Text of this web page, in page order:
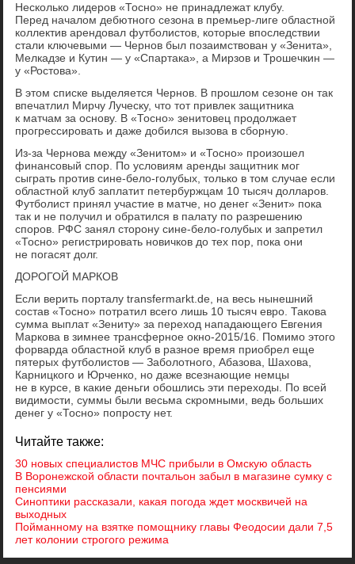
Несколько лидеров «Тосно» не принадлежат клубу.
Перед началом дебютного сезона в премьер-лиге областной
коллектив арендовал футболистов, которые впоследствии
стали ключевыми — Чернов был позаимствован у «Зенита»,
Мелкадзе и Кутин — у «Спартака», а Мирзов и Трошечкин —
у «Ростова».
В этом списке выделяется Чернов. В прошлом сезоне он так
впечатлил Мирчу Луческу, что тот привлек защитника
к матчам за основу. В «Тосно» зенитовец продолжает
прогрессировать и даже добился вызова в сборную.
Из-за Чернова между «Зенитом» и «Тосно» произошел
финансовый спор. По условиям аренды защитник мог
сыграть против сине-бело-голубых, только в том случае если
областной клуб заплатит петербуржцам 10 тысяч долларов.
Футболист принял участие в матче, но денег «Зенит» пока
так и не получил и обратился в палату по разрешению
споров. РФС занял сторону сине-бело-голубых и запретил
«Тосно» регистрировать новичков до тех пор, пока они
не погасят долг.
ДОРОГОЙ МАРКОВ
Если верить порталу transfermarkt.de, на весь нынешний
состав «Тосно» потратил всего лишь 10 тысяч евро. Такова
сумма выплат «Зениту» за переход нападающего Евгения
Маркова в зимнее трансферное окно-2015/16. Помимо этого
форварда областной клуб в разное время приобрел еще
пятерых футболистов — Заболотного, Абазова, Шахова,
Карницкого и Юрченко, но даже всезнающие немцы
не в курсе, в какие деньги обошлись эти переходы. По всей
видимости, суммы были весьма скромными, ведь больших
денег у «Тосно» попросту нет.
Читайте также:
30 новых специалистов МЧС прибыли в Омскую область
В Воронежской области почтальон забыл в магазине сумку с
пенсиями
Синоптики рассказали, какая погода ждет москвичей на
выходных
Пойманному на взятке помощнику главы Феодосии дали 7,5
лет колонии строгого режима